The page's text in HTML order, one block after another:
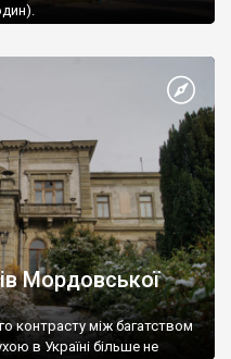
Мордовської
контрасту між багатством
в Україні більше не